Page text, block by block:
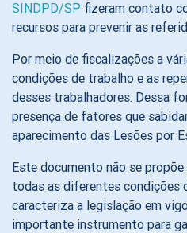
SINDPD/SP fizeram contato
recursos para prevenir as
Por meio de fiscalizações a
condições de trabalho e as
desses trabalhadores. Dessa
presença de fatores que
aparecimento das Lesões por
Este documento não se
todas as diferentes condições
caracteriza a legislação em
importante instrumento para